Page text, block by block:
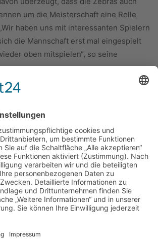
um die Meisterschaft eine Rolle
haben uns mit interessanten Spielern
die Mannschaft erst mal eingespielt
oben mitspielen“, so seine
ÜBER UNS
KIEL LOKAL
Verlag, Inhaber Carsten Frahm
24113 Kiel